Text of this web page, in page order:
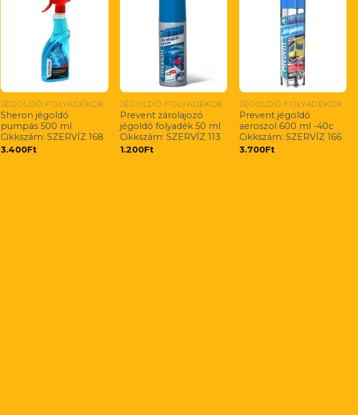
JÉGOLDÓ FOLYADÉKOK
Sheron jégoldó
pumpás 500 ml
Cikkszám: SZERVÍZ 168
3.400Ft
JÉGOLDÓ FOLYADÉKOK
Prevent zárolajozó
jégoldó folyadék 50 ml
Cikkszám: SZERVÍZ 113
1.200Ft
JÉGOLDÓ FOLYADÉKOK
Prevent jégoldó
aeroszol 600 ml -40c
Cikkszám: SZERVÍZ 166
3.700Ft